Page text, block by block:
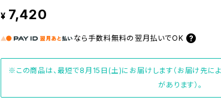
¥ 7,420
なら 手数料無料の 翌月払いでOK
※この商品は、最短で8月15日(土)にお届けします（お届け先に
があります）。